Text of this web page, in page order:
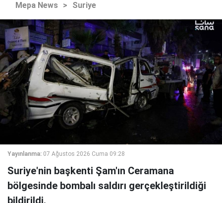
Mepa News > Suriye
Yayınlanma: 07 Ağustos 2026 Cuma 09:28
Suriye'nin başkenti Şam'ın Ceramana
bölgesinde bombalı saldırı gerçekleştirildiği
bildirildi.